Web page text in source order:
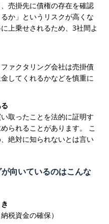
売掛先に債権の存在を確認
か」というリスクが高くな
上乗せされるため、3社間よ
ァクタリング会社は売掛債
してくれるかなどを慎重に
取ったことを法的に証明す
られることがあります。 こ
絶対に知られないとは言い
向いているのはこんな
税資金の確保）